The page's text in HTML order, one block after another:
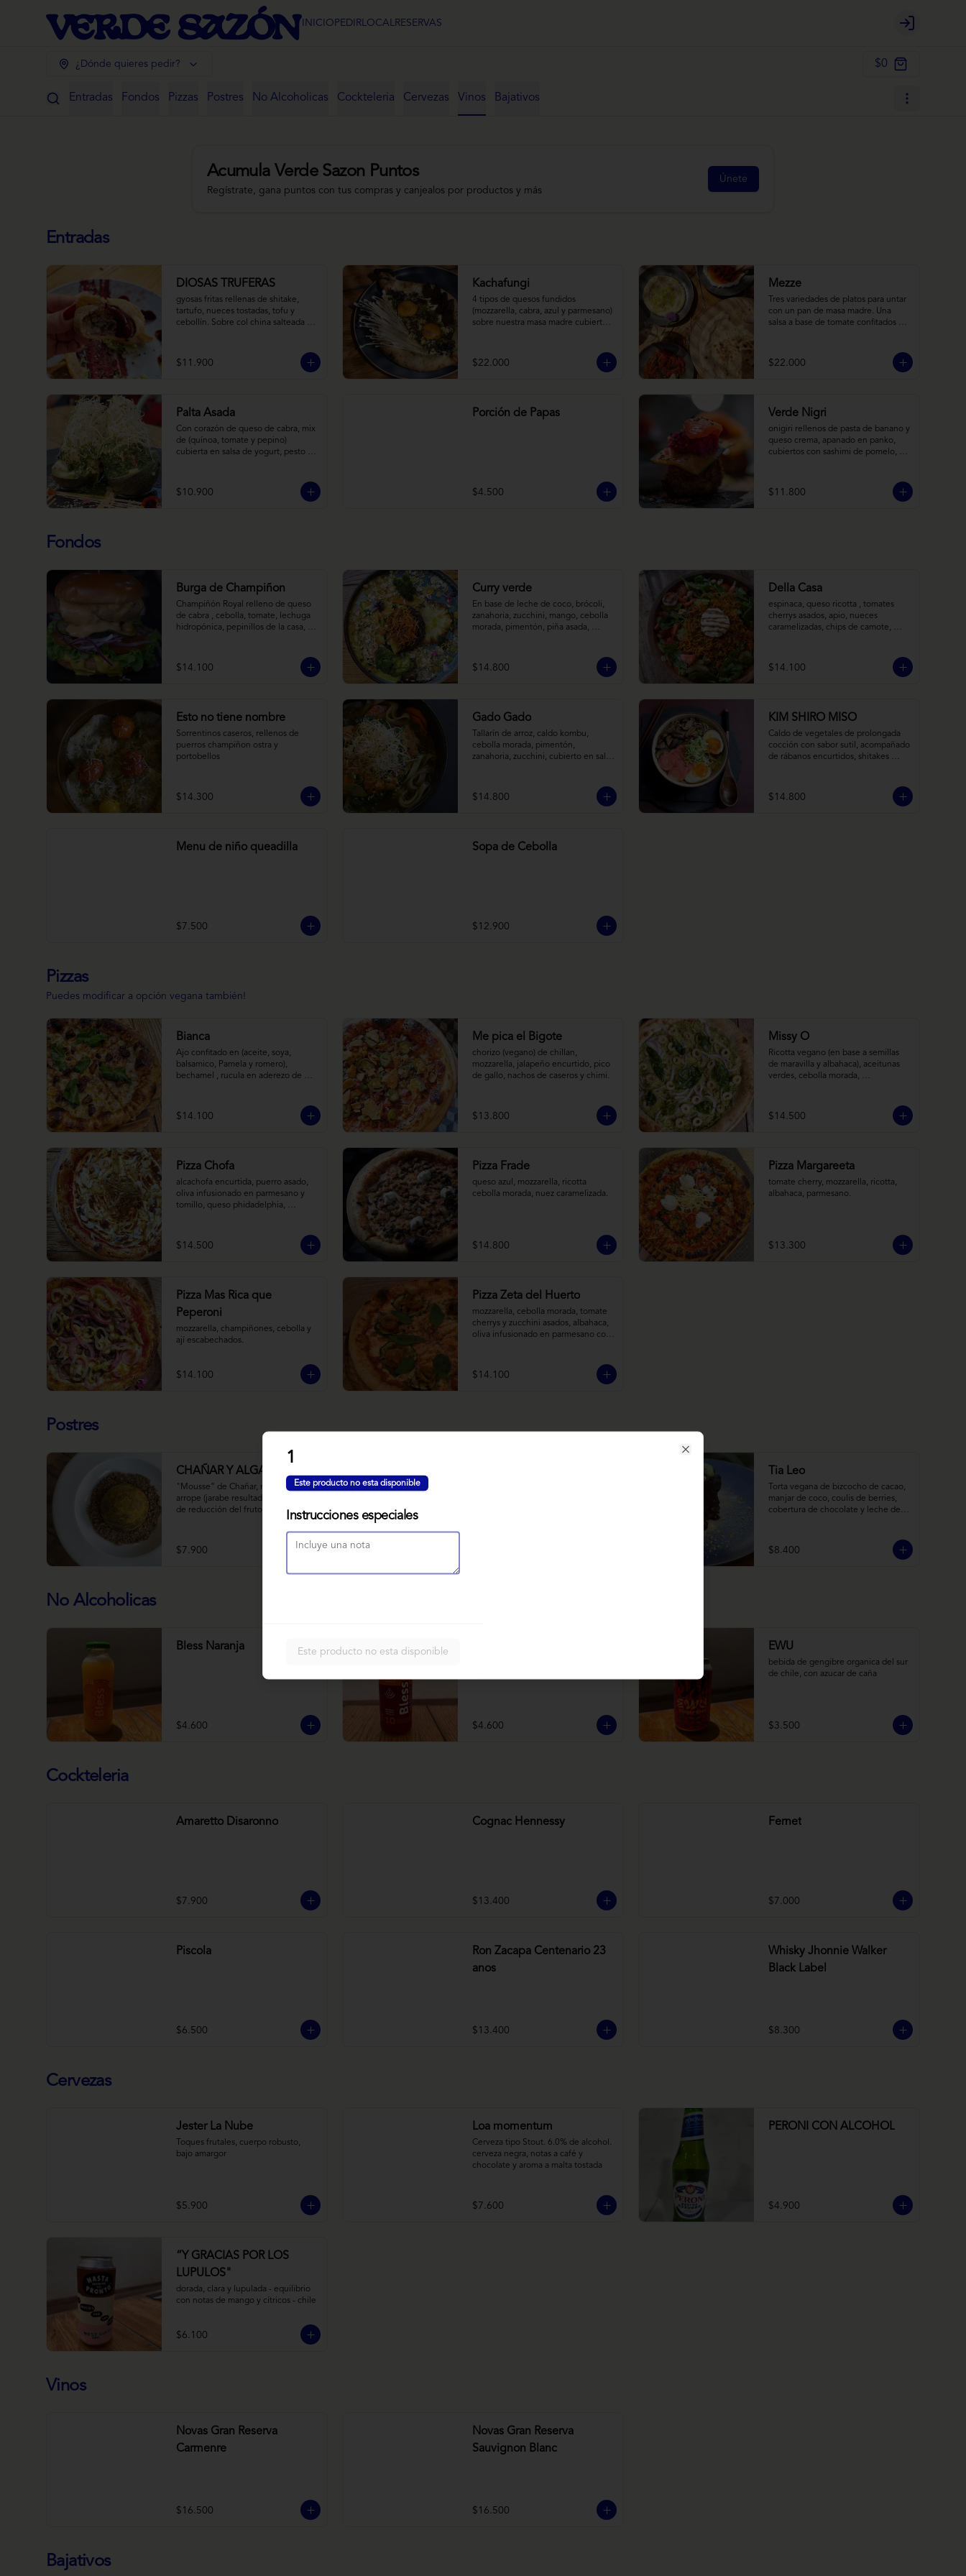
INICIO PEDIRLOCALRESERVAS
Login
¿Dónde quieres pedir? $0
Entradas Fondos Pizzas Postres No Alcoholicas Cockteleria Cervezas Vinos Bajativos
Acumula Verde Sazon Puntos
Regístrate, gana puntos con tus compras y canjealos por productos y más
Únete
Entradas
DIOSAS TRUFERAS
gyosas fritas rellenas de shitake,
tartufo, nueces tostadas, tofu y
cebollín. Sobre col china salteada en
asiáticos
$11.900
Kachafungi
4 tipos de quesos fundidos
(mozzarella, cabra, azul y parmesano)
sobre nuestra masa madre cubierta
finas de trufa negra frescas y
pequeños toques de chimichurri.
$22.000
Mezze
Tres variedades de platos para untar
con un pan de masa madre. Una
salsa a base de tomate confitados y
limón y ajo; pimentones y cebollas
horneadas largamente, con toques
$22.000
Palta Asada
Con corazón de queso de cabra, mix
de (quínoa, tomate y pepino)
cubierta en salsa de yogurt, pesto de
$10.900
Porción de Papas
$4.500
Verde Nigri
onigiri rellenos de pasta de banano y
queso crema, apanado en panko,
cubiertos con sashimi de pomelo,
sobre salsa de crema de coco con
wasabi y tierra de cochayuyo.
$11.800
Fondos
Burga de Champiñon
Champiñón Royal relleno de queso
de cabra , cebolla, tomate, lechuga
hidropónica, pepinillos de la casa,
horneadas.
$14.100
Curry verde
En base de leche de coco, brócoli,
zanahoria, zucchini, mango, cebolla
morada, pimentón, piña asada,
$14.800
Della Casa
espinaca, queso ricotta , tomates
cherrys asados, apio, nueces
caramelizadas, chips de camote,
$14.100
Esto no tiene nombre
Sorrentinos caseros, rellenos de
puerros champiñon ostra y
portobellos
$14.300
Gado Gado
Tallarín de arroz, caldo kombu,
cebolla morada, pimentón,
zanahoria, zucchini, cubierto en salsa
$14.800
KIM SHIRO MISO
Caldo de vegetales de prolongada
cocción con sabor sutil, acompañado
de rábanos encurtidos, shitakes
como opción vegana) y los
infaltables fideos de ramen.
$14.800
Menu de niño queadilla
$7.500
Sopa de Cebolla
$12.900
Pizzas
Puedes modificar a opción vegana también!
Bianca
Ajo confitado en (aceite, soya,
balsamico, Pamela y romero),
bechamel , rucula en aderezo de
$14.100
Me pica el Bigote
chorizo (vegano) de chillan,
mozzarella, jalapeño encurtido, pico
de gallo, nachos de caseros y chimi.
$13.800
Missy O
Ricotta vegano (en base a semillas
de maravilla y albahaca), aceitunas
verdes, cebolla morada,
$14.500
Pizza Chofa
alcachofa encurtida, puerro asado,
oliva infusionado en parmesano y
tomillo, queso phidadelphia,
$14.500
Pizza Frade
queso azul, mozzarella, ricotta
cebolla morada, nuez caramelizada.
$14.800
Pizza Margareeta
tomate cherry, mozzarella, ricotta,
albahaca, parmesano.
$13.300
Pizza Mas Rica que
Peperoni
mozzarella, champiñones, cebolla y
ají escabechados.
$14.100
Pizza Zeta del Huerto
mozzarella, cebolla morada, tomate
cherrys y zucchini asados, albahaca,
oliva infusionado en parmesano con
$14.100
Postres
CHAÑAR Y ALGARROBO
"Mousse” de Chañar, relleno de
arrope (jarabe resultado de 10 horas
de reducción del fruto y agua) de
Chañar con toque de clavo de olor y
canela, cubierto de una fina capa  de
chocolate amargo y cúrcuma, sobre
una tierra de harina de
$7.900
Tia Leo
Torta vegana de bizcocho de cacao,
manjar de coco, coulis de berries,
cobertura de chocolate y leche de
$8.400
No Alcoholicas
Bless Naranja
$4.600 $4.600
EWU
bebida de gengibre organica del sur
de chile, con azucar de caña
$3.500
Cockteleria
Amaretto Disaronno
$7.900
Cognac Hennessy
$13.400
Fernet
$7.000
Piscola
$6.500
Ron Zacapa Centenario 23
anos
$13.400
Whisky Jhonnie Walker
Black Label
$8.300
Cervezas
Jester La Nube
Toques frutales, cuerpo robusto,
bajo amargor
$5.900
Loa momentum
Cerveza tipo Stout. 6.0% de alcohol.
cerveza negra, notas a café y
chocolate y aroma a malta tostada
$7.600
PERONI CON ALCOHOL
$4.900
“Y GRACIAS POR LOS
LUPULOS"
dorada, clara y lupulada - equilibrio
con notas de mango y cítricos - chile
$6.100
Vinos
Novas Gran Reserva
Carmenre
$16.500
Novas Gran Reserva
Sauvignon Blanc
$16.500
Bajativos
1
Este producto no esta disponible
Instrucciones especiales
Este producto no esta disponible
Close